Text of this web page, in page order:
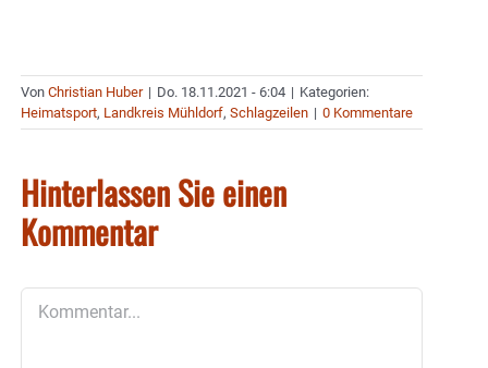
Von Christian Huber | Do. 18.11.2021 - 6:04 | Kategorien:
Heimatsport, Landkreis Mühldorf, Schlagzeilen | 0 Kommentare
Hinterlassen Sie einen
Kommentar